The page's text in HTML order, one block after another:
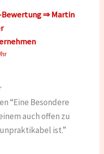
Bewertung ⇒ Martin
“Eine Besondere
auch offen zu
ist.”